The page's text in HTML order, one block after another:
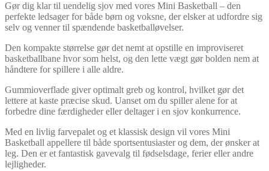
Gør dig klar til uendelig sjov med vores Mini Basketball – den
perfekte ledsager for både børn og voksne, der elsker at udfordre sig
selv og venner til spændende basketballøvelser.
Den kompakte størrelse gør det nemt at opstille en improviseret
basketballbane hvor som helst, og den lette vægt gør bolden nem at
håndtere for spillere i alle aldre.
Gummioverflade giver optimalt greb og kontrol, hvilket gør det
lettere at kaste præcise skud. Uanset om du spiller alene for at
forbedre dine færdigheder eller deltager i en sjov konkurrence.
Med en livlig farvepalet og et klassisk design vil vores Mini
Basketball appellere til både sportsentusiaster og dem, der ønsker at
leg. Den er et fantastisk gavevalg til fødselsdage, ferier eller andre
lejligheder.